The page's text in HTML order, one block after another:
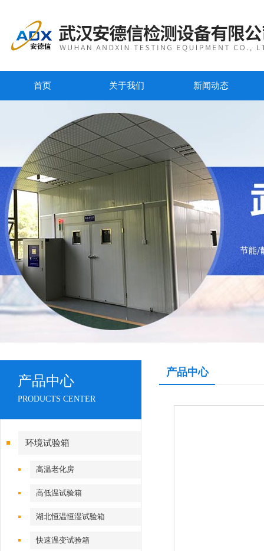
首页 关于我们 新闻动态
产品中心
PRODUCTS CENTER
环境试验箱
高温老化房
高低温试验箱
湖北恒温恒湿试验箱
快速温变试验箱
产品中心